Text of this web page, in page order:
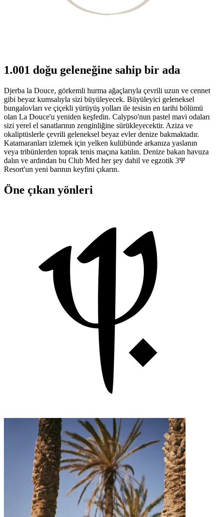
1.001 doğu geleneğine sahip bir ada
Djerba la Douce, görkemli hurma ağaçlarıyla çevrili uzun ve cennet
gibi beyaz kumsalıyla sizi büyüleyecek. Büyüleyici geleneksel
bungalovları ve çiçekli yürüyüş yolları ile tesisin en tarihi bölümü
olan La Douce'u yeniden keşfedin. Calypso'nun pastel mavi odaları
sizi yerel el sanatlarının zenginliğine sürükleyecektir. Aziza ve
okaliptüslerle çevrili geleneksel beyaz evler denize bakmaktadır.
Katamaranları izlemek için yelken kulübünde arkanıza yaslanın
veya tribünlerden toprak tenis maçına katılın. Denize bakan havuza
dalın ve ardından bu Club Med her şey dahil ve egzotik 3Ψ
Resort'un yeni barının keyfini çıkarın.
Öne çıkan yönleri